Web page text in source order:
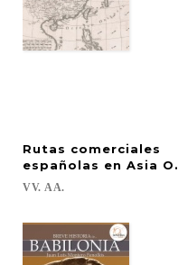
Rutas comerciales
españolas en Asia
VV. AA.